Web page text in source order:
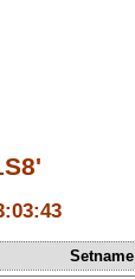
Setname